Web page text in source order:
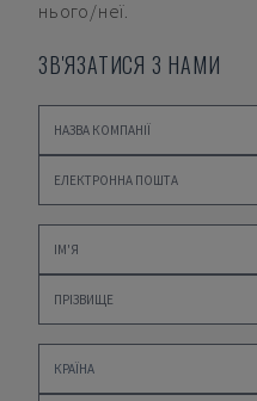
нього/неї.
ЗВ'ЯЗАТИСЯ З НАМИ